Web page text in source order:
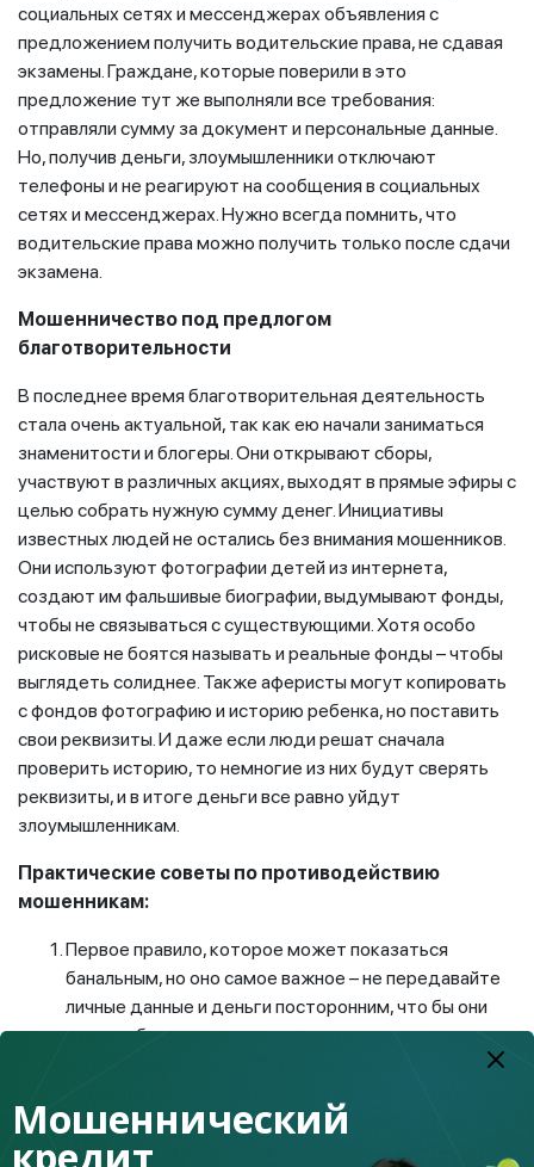
социальных сетях и мессенджерах объявления с
предложением получить водительские права, не сдавая
экзамены. Граждане, которые поверили в это
предложение тут же выполняли все требования:
отправляли сумму за документ и персональные данные.
Но, получив деньги, злоумышленники отключают
телефоны и не реагируют на сообщения в социальных
сетях и мессенджерах. Нужно всегда помнить, что
водительские права можно получить только после сдачи
экзамена.
Мошенничество под предлогом
благотворительности
В последнее время благотворительная деятельность
стала очень актуальной, так как ею начали заниматься
знаменитости и блогеры. Они открывают сборы,
участвуют в различных акциях, выходят в прямые эфиры с
целью собрать нужную сумму денег. Инициативы
известных людей не остались без внимания мошенников.
Они используют фотографии детей из интернета,
создают им фальшивые биографии, выдумывают фонды,
чтобы не связываться с существующими. Хотя особо
рисковые не боятся называть и реальные фонды – чтобы
выглядеть солиднее. Также аферисты могут копировать
с фондов фотографию и историю ребенка, но поставить
свои реквизиты. И даже если люди решат сначала
проверить историю, то немногие из них будут сверять
реквизиты, и в итоге деньги все равно уйдут
злоумышленникам.
Практические советы по противодействию
мошенникам:
Первое правило, которое может показаться
банальным, но оно самое важное – не передавайте
личные данные и деньги посторонним, что бы они
вам не обещали.
меньше риск попасться на удочку аферистов.
Не переходите по сомнительным ссылкам, которые
Мошеннический